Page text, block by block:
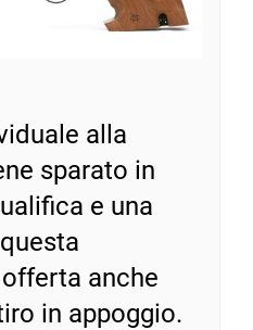
alla
sparato in
e una
anche
in appoggio.